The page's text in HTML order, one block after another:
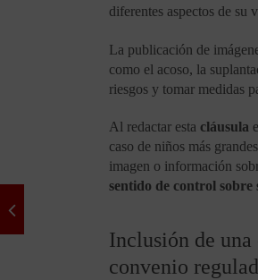
diferentes aspectos de su
La publicación de
como el acoso, la
riesgos y tomar medidas
Al redactar esta cláusula
caso de niños más
imagen o información
sentido de control
Inclusión de una
convenio